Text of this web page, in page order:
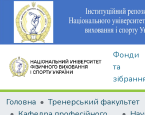
Фонди
та
Головна
Тренерський факультет